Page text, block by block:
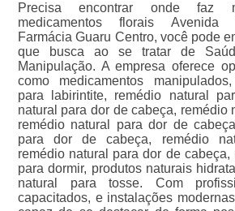
Precisa encontrar onde faz
medicamentos florais Avenida
Farmácia Guaru Centro, você pode
que busca ao se tratar de
Manipulação. A empresa oferece
como medicamentos
para labirintite, remédio natural
natural para dor de cabeça, remédio
remédio natural para dor de
para dor de cabeça, remédio
remédio natural para dor de cabeça,
para dormir, produtos naturais
natural para tosse. Com
capacitados, e instalações